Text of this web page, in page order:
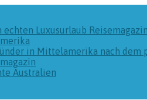
Luxusurlaub Reisemagazin
in Mittelamerika nach
Australien